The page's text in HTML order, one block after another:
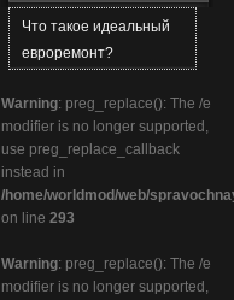
Что такое идеальный
евроремонт?
Warning: preg_replace(): The /e
modifier is no longer supported,
use preg_replace_callback
instead in
/home/worldmod/web/
on line 293
Warning: preg_replace(): The /e
modifier is no longer supported,